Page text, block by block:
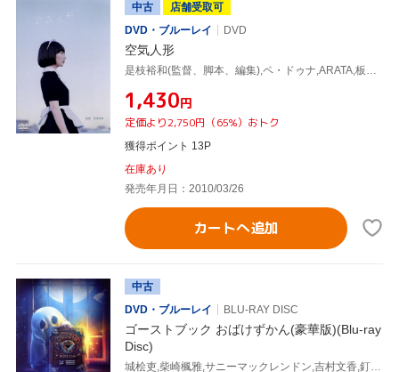
中古
店舗受取可
DVD・ブルーレイ
DVD
空気人形
¥1,430円
定価より2,750円（65%）おトク
獲得ポイント 13P
在庫あり
発売年月日：2010/03/26
カートへ追加
中古
DVD・ブルーレイ
BLU-RAY DISC
ゴーストブック おばけずかん(豪華版)(Blu-ray
Disc)
城桧吏,柴崎楓雅,サニーマックレンドン,吉村文香,釘宮理恵,山崎貴(監督、キャラクターデザイン、脚本、VFX、ストーリー原案),斉藤洋(原作(作)),宮本えつよし(原作(絵))